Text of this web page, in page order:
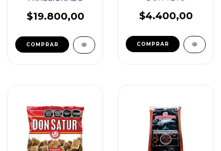
$19.800,00 $4.400,00